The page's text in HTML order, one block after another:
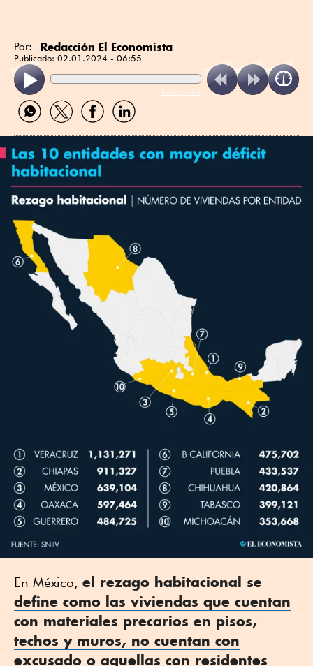
Por: Redacción El Economista
Publicado: 02.01.2024 - 06:55
ReadSpeaker
Compartir
por
Compartir
por
Compartir
por
Compartir
por
En México, el rezago habitacional se
define como las viviendas que cuentan
con materiales precarios en pisos,
techos y muros, no cuentan con
excusado o aquellas con residentes